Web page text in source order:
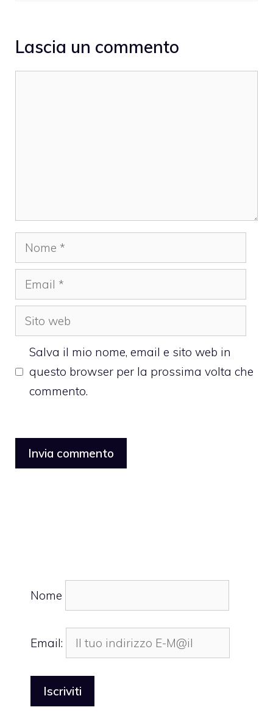
Lascia un commento
Nome
Email
Sito
web
Salva il mio nome, email e sito web in
questo browser per la prossima volta che
commento.
Nome
Email: